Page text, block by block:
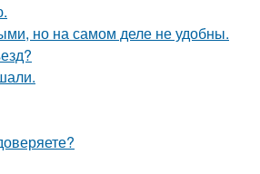
но на самом деле не удобны.